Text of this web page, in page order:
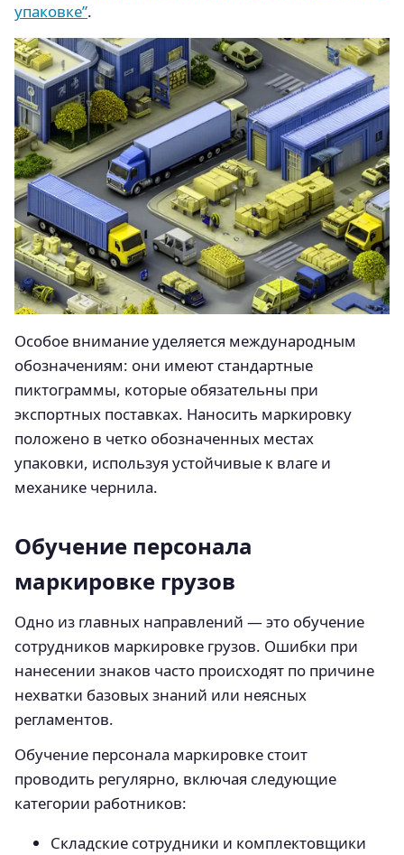
упаковке”.
Особое внимание уделяется международным
обозначениям: они имеют стандартные
пиктограммы, которые обязательны при
экспортных поставках. Наносить маркировку
положено в четко обозначенных местах
упаковки, используя устойчивые к влаге и
механике чернила.
Обучение персонала
маркировке грузов
Одно из главных направлений — это обучение
сотрудников маркировке грузов. Ошибки при
нанесении знаков часто происходят по причине
нехватки базовых знаний или неясных
регламентов.
Обучение персонала маркировке стоит
проводить регулярно, включая следующие
категории работников:
Складские сотрудники и комплектовщики